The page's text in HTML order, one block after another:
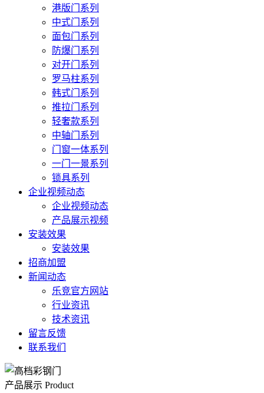
港版门系列
中式门系列
面包门系列
防爆门系列
对开门系列
罗马柱系列
韩式门系列
推拉门系列
轻奢款系列
中轴门系列
门窗一体系列
一门一景系列
锁具系列
企业视频动态
企业视频动态
产品展示视频
安装效果
安装效果
招商加盟
新闻动态
乐竞官方网站
行业资讯
技术资讯
留言反馈
联系我们
产品展示 Product